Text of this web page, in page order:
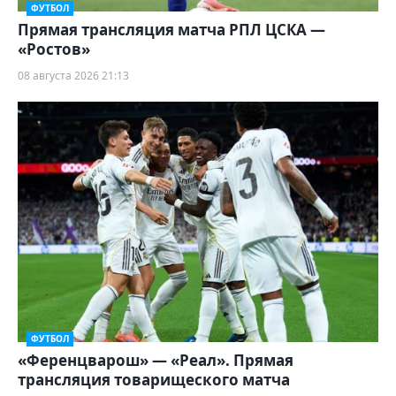
ФУТБОЛ
Прямая трансляция матча РПЛ ЦСКА —
«Ростов»
08 августа 2026 21:13
ФУТБОЛ
«Ференцварош» — «Реал». Прямая
трансляция товарищеского матча